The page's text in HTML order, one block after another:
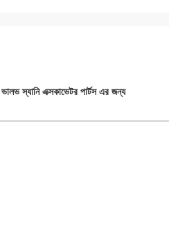
স্যানি এক্সকাভেটর পার্টস এর জন্য